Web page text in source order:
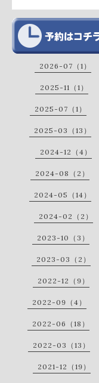
2026-07（1）
2025-11（1）
2025-07（1）
2025-03（13）
2024-12（4）
2024-08（2）
2024-05（14）
2024-02（2）
2023-10（3）
2023-03（2）
2022-12（9）
2022-09（4）
2022-06（18）
2022-03（13）
2021-12（19）